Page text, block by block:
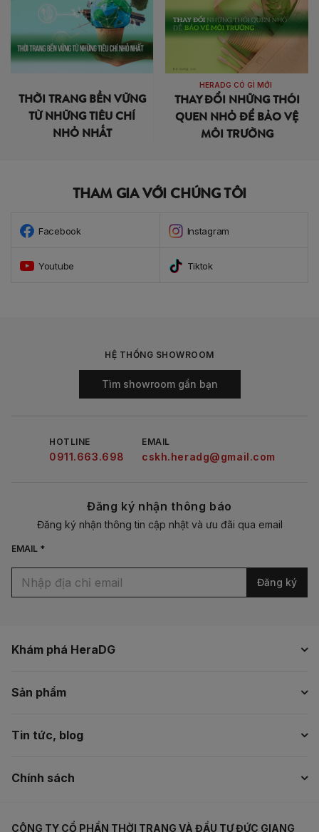
THỜI TRANG BỀN VỮNG
TỪ NHỮNG TIÊU CHÍ
NHỎ NHẤT
HERADG CÓ GÌ MỚI
THAY ĐỔI NHỮNG THÓI
QUEN NHỎ ĐỂ BẢO VỆ
MÔI TRƯỜNG
THAM GIA VỚI CHÚNG TÔI
Facebook Instagram
Youtube Tiktok
Khám phá HeraDG
Sản phẩm
Tin tức, blog
Chính sách
HỆ THỐNG SHOWROOM
Tìm showroom gần bạn
HOTLINE
0911.663.698
EMAIL
cskh.heradg@gmail.com
Đăng ký nhận thông báo
Đăng ký nhận thông tin cập nhật và ưu đãi qua email
EMAIL *
Đăng ký
CÔNG TY CỔ PHẦN THỜI TRANG VÀ ĐẦU TƯ ĐỨC GIANG